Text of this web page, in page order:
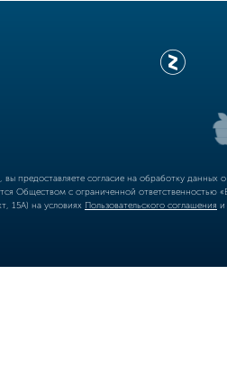
, вы предоставляете согласие на обработку
Обществом с ограниченной
15А) на условиях Пользовательского соглашения и